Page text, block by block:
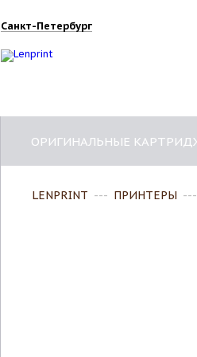
Санкт-Петербург
ОРИГИНАЛЬНЫЕ
LENPRINT --- ПРИНТЕРЫ ---